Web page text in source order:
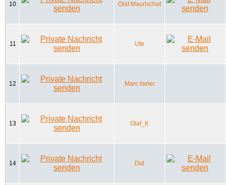
10 Olaf Maurischat
11 Ute
12 Marc Iseler
13 Olaf_K
14 Did